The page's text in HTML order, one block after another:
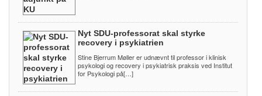
Nyt SDU-professorat skal styrke
recovery i psykiatrien
Stine Bjerrum Møller er udnævnt til professor i klinisk
psykologi og recovery i psykiatrisk praksis ved Institut
for Psykologi på[…]